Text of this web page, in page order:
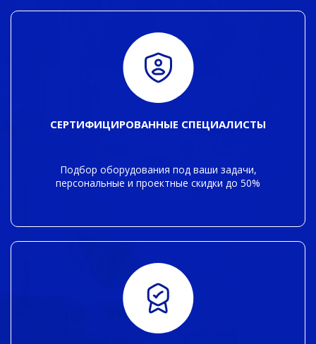
СЕРТИФИЦИРОВАННЫЕ СПЕЦИАЛИСТЫ
Подбор оборудования под ваши задачи,
персональные и проектные скидки до 50%